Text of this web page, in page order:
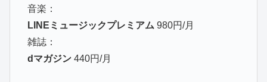
音楽：
LINEミュージックプレミアム 980円/月
雑誌：
dマガジン440円/月